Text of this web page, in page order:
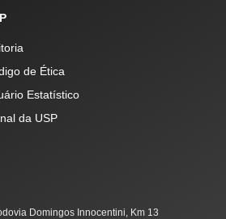
de Ética
Estatístico
da USP
Domingos Innocentini, Km 13